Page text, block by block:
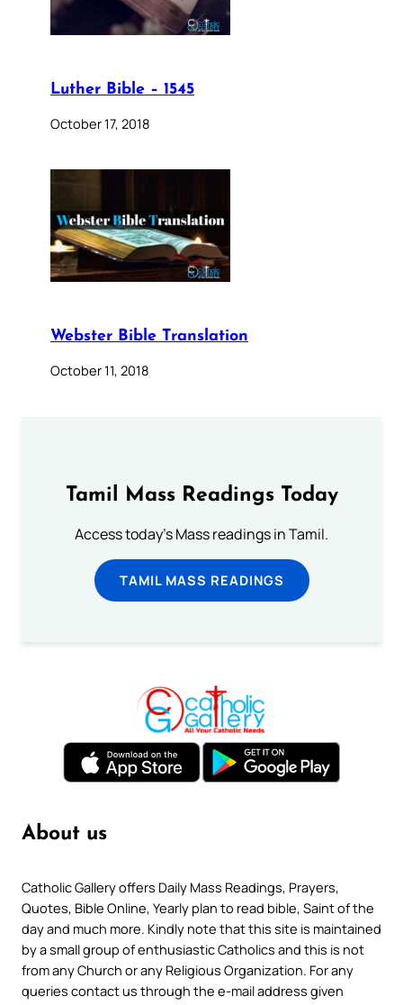
Luther Bible – 1545
October 17, 2018
Webster Bible Translation
October 11, 2018
Tamil Mass Readings Today
Access today's Mass readings in Tamil.
TAMIL MASS READINGS
About us
Catholic Gallery offers Daily Mass Readings, Prayers,
Quotes, Bible Online, Yearly plan to read bible, Saint of the
day and much more. Kindly note that this site is maintained
by a small group of enthusiastic Catholics and this is not
from any Church or any Religious Organization. For any
queries contact us through the e-mail address given